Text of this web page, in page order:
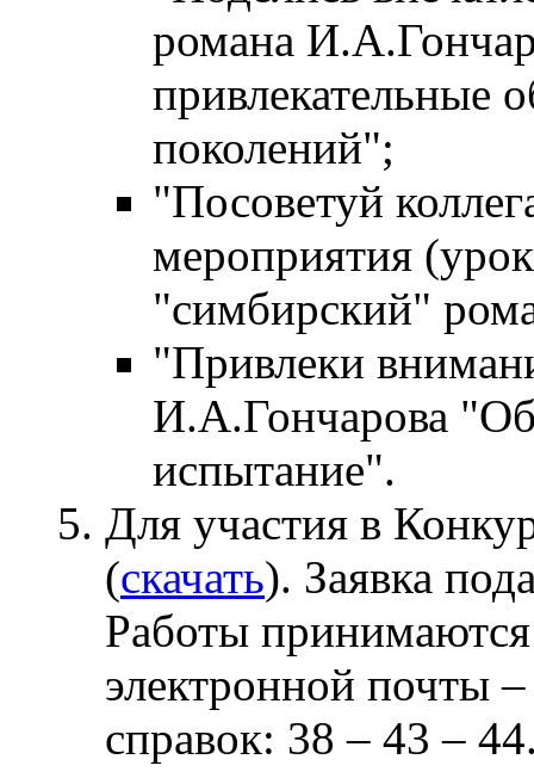
романа
привлекательные
поколений";
"Посоветуй
мероприятия
"симбирский"
"Привлеки
И.А.Гончарова
испытание".
Для участия в
(скачать). Заявка
Работы
электронной почты
справок: 38 – 43 –